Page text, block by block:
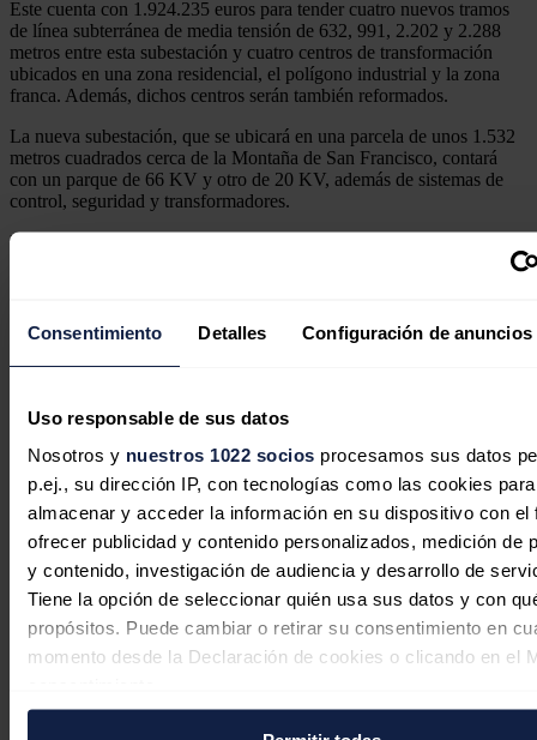
Consentimiento Detalles Configuración de anuncios
Uso responsable de sus datos
Nosotros y nuestros 1022 socios procesamos sus datos
p.ej., su dirección IP, con tecnologías como las cookies para
almacenar y acceder la información en su dispositivo con el
ofrecer publicidad y contenido personalizados, medición de
y contenido, investigación de audiencia y desarrollo de
Tiene la opción de seleccionar quién usa sus datos y con
propósitos. Puede cambiar o retirar su consentimiento en
momento desde la Declaración de cookies o clicando en el
Este cuenta con 1.924.235 euros para tender cuatro nuevos tramos
de línea subterránea de media tensión de 632, 991, 2.202 y 2.288
metros entre esta subestación y cuatro centros de transformación
ubicados en una zona residencial, el polígono industrial y la zona
franca. Además, dichos centros serán también reformados.
La nueva subestación, que se ubicará en una parcela de unos 1.532
metros cuadrados cerca de la Montaña de San Francisco, contará
con un parque de 66 KV y otro de 20 KV, además de sistemas de
control, seguridad y transformadores.
Noticias relacionadas
Endesa suma más de 300 puntos de
recarga abiertos al público en
empresas privadas bajo su modelo
'Anfitrión'
Redacción03/08/2026